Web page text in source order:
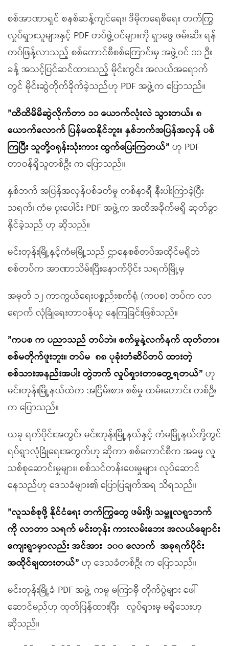
စစ်အာဏာရှင် စနစ်ဆန့်ကျင်ရေး၊ ဒီမိုကရေစီရေး တက်ကြွ
လှုပ်ရှားသူများနှင့် PDF တပ်ဖွဲ့ဝင်များကို ရှာဖွေ ဖမ်းဆီး ရန်
တပ်ဖြန့်လာသည့် စစ်ကောင်စီစစ်ကြောင်းမှ အဖွဲ့ဝင် ၁၁ ဦး
ခန့် အသင့်ပြင်ဆင်ထားသည့် မိုင်းကွင်း အလယ်အရောက်
တွင် မိုင်းဆွဲတိုက်ခိုက်ခဲ့သည်ဟု PDF အဖွဲ့က ပြောသည်။
”ထိထိမိမိဆွဲလိုက်တာ ၁၁ယောက်လုံးလ သွားတယ်။ ၈
ယောက်လောက် ပြန်မထနိုင်ဘူး။ နှစ်ဘက်အပြန်အလှန် ပစ်
ကြပြီးသူတို့ဝရုန်းသုံးကားထွက်ပြေးကြတယ်” ဟု PDF
တာဝန်ရှိသူတစ်ဦး က ပြောသည်။
နှစ်ဘက် အပြန်အလှန်ပစ်ခတ်မှု တစ်နာရီ နီးပါးကြာခဲ့ပြီး
သရက်၊ ကံမ ပူးပေါင်း PDF အဖွဲ့က အထိအခိုက်မရှိ ဆုတ်ခွာ
နိုင်ခဲ့သည် ဟု ဆိုသည်။
မင်းတုန်းမြို့နှင့်ကံမမြို့သည် ဌာနေစစ်တပ်အထိုင်မရှိဘဲ
စစ်တပ်က အာဏာသိမ်းပြီးနောက်ပိုင်း သရက်မြို့မှ
အမှတ် ၁၂ ကာကွယ်ရေးပစ္စည်းစက်ရုံ (ကပစ) တပ်က လာ
ရောက် လုံခြုံရေးတာဝန်ယူ နေကြခြင်းဖြစ်သည်။
”ကပစ က ပညာသည် တပ်ဘဲ။ စက်မှုနဲ့လက်နက် ထုတ်တာ။
စစ်မတိုက်ဖူးဘူး။ တပ်မ ၈၈ ပုခုံးတံဆိပ်တပ် ထားတဲ့
စစ်သားအနည်းအပါးတွဲဘက် လှုပ်ရှားတာတွေ့ရတယ်” ဟု
မင်းတုန်းမြို့နယ်ထဲက အငြိမ်းစား စစ်မှု ထမ်းဟောင်း တစ်ဦး
က ပြောသည်။
ယခု ရက်ပိုင်းအတွင်း မင်းတုန်းမြို့နယ်နှင့် ကံမမြို့နယ်တို့တွင်
ရပ်ရွာလုံခြုံရေးအတွက်ဟု ဆိုကာ စစ်ကောင်စီက အဓမ္မ လူ
သစ်စုဆောင်းမှုများ၊ စစ်သင်တန်းပေးမှုများ လုပ်ဆောင်
နေသည်ဟု ဒေသခံများ၏ ပြောပြချက်အရ သိရသည်။
”လူသစ်စုဖို့နိုင်ငံရေးတက်ကြွတွေ ဖမ်းဖို့၊ သမ္ဘူလရွာဘက်
ကို လာတာ သရက် မင်းတုန်းကားလမ်းဘေးအလယ်ချောင်း
ကျေးရွာမှာလည်းအင်အား ၁၀၀ လောက် အခုရက်ပိုင်း
အထိုင်ချထားတယ်” ဟု ဒေသခံတစ်ဦး က ပြောသည်။
မင်းတုန်းမြို့ခံ PDF အဖွဲ့ ကမူ မကြာမှီ တိုက်ပွဲများ ဖေါ်
ဆောင်မည်ဟု ထုတ်ပြန်ထားပြီး လှုပ်ရှားမှု မရှိသေးဟု
ဆိုသည်။